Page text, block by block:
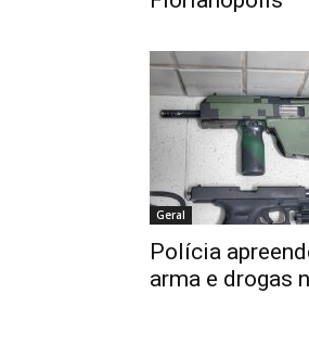
Geral
Polícia
arma e drogas